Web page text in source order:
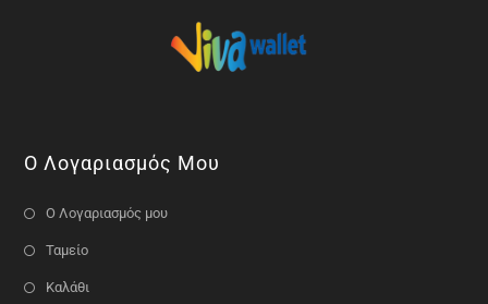
Ο Λογαριασμός Μου
Ο Λογαριασμός μου
Ταμείο
Καλάθι